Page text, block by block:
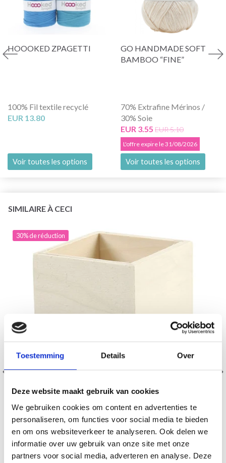
Toestemming Details Over
Deze website maakt gebruik van cookies
We gebruiken cookies om content en advertenties te
personaliseren, om functies voor social media te bieden
en om ons websiteverkeer te analyseren. Ook delen we
informatie over uw gebruik van onze site met onze
partners voor social media, adverteren en analyse. Deze
HOOOKED ZPAGETTI
100% Fil textile recyclé
EUR 13.80
Voir toutes les options
GO HANDMADE SOFT
BAMBOO “FINE”
70% Extrafine Mérinos /
30% Soie
EUR 3.55 EUR 5.10
L'offre expire le 31/08/2026
Voir toutes les options
SIMILAIRE À CECI
30% de réduction
POT À CRAYONS 9,5X7,5 CM